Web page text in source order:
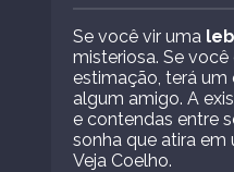
Se você vir uma
misteriosa. Se
estimação, terá
algum amigo. A
e contendas entre
sonha que atira em
Veja Coelho.